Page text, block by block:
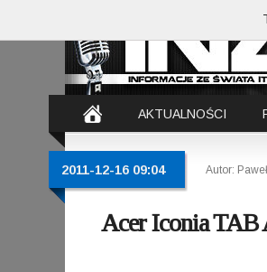
AKTUALNOŚCI
2011-12-16 09:04 Autor:
Acer Iconia TAB